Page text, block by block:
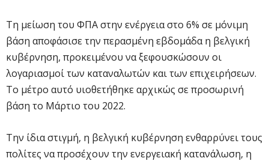
Τη μείωση του ΦΠΑ στην ενέργεια στο 6% σε μόνιμη
βάση αποφάσισε την περασμένη εβδομάδα η βελγική
κυβέρνηση, προκειμένου να ξεφουσκώσουν οι
λογαριασμοί των καταναλωτών και των επιχειρήσεων.
Το μέτρο αυτό υιοθετήθηκε αρχικώς σε προσωρινή
βάση το Μάρτιο του 2022.
Την ίδια στιγμή, η βελγική κυβέρνηση ενθαρρύνει τους
πολίτες να προσέχουν την ενεργειακή κατανάλωση, η